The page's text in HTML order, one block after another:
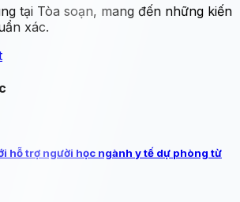
tại Tòa soạn, mang đến những kiến
xác.
hỗ trợ người học ngành y tế dự phòng từ